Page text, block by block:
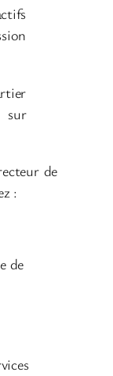
sur
de
:
de